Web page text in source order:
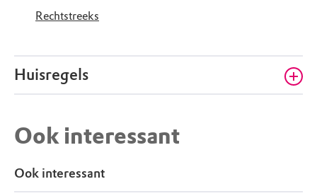
Rechtstreeks
Huisregels
paden
Fietsen op aangewezen fietspaden
Ook interessant
Ook interessant